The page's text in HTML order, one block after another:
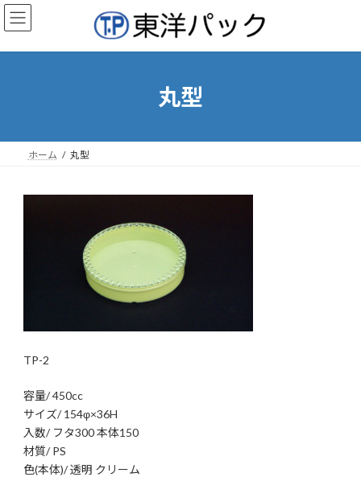
コ
ン
ン
ナ
ビ
ー
丸型
ホーム 丸型
TP-2
容量/ 450cc
サイズ/ 154φ×36H
入数/ フタ300 本体150
材質/ PS
色(本体)/ 透明 クリーム